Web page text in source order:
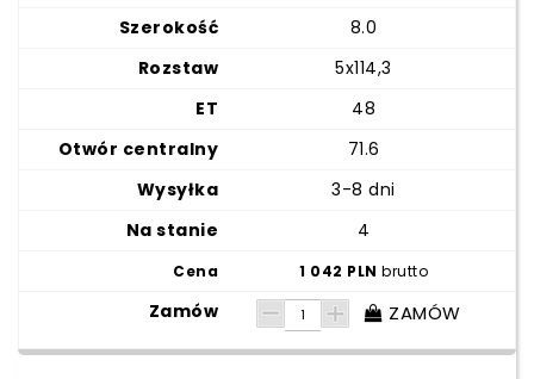
8.0
5x114,3
48
71.6
3-8 dni
4
1 042 PLNbrutto
ZAMÓW